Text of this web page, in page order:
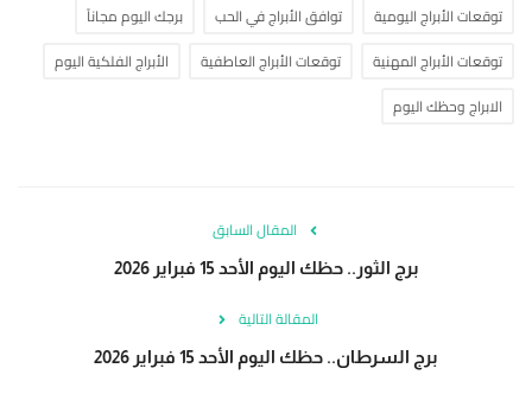
توقعات الأبراج اليومية توافق الأبراج في الحب
برجك اليوم مجاناً
توقعات الأبراج المهنية
توقعات الأبراج العاطفية
الأبراج الفلكية اليوم
الابراج وحظك اليوم
المقال السابق
برج الثور.. حظك اليوم الأحد 15 فبراير 2026
المقالة التالية
برج السرطان.. حظك اليوم الأحد 15 فبراير 2026